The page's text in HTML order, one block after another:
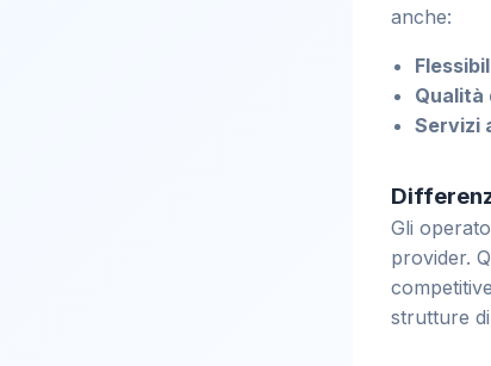
anche:
Qualità
Servizi
Gli
provider.
strutture